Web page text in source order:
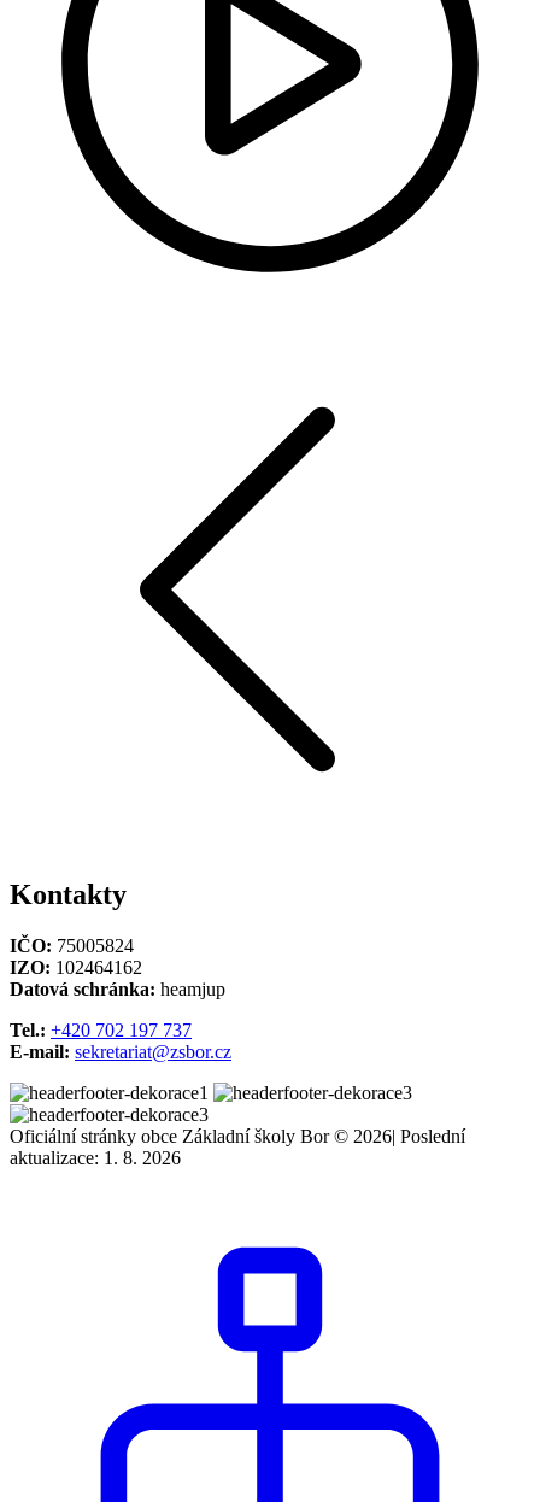
Kontakty
IČO: 75005824
IZO: 102464162
Datová schránka: heamjup
Tel.: +420 702 197 737
E-mail: sekretariat@zsbor.cz
Oficiální stránky obce Základní školy Bor © 2026| Poslední
aktualizace: 1. 8. 2026